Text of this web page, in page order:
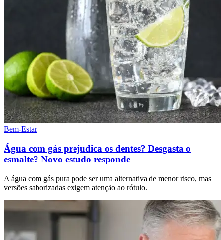
Bem-Estar
Água com gás prejudica os dentes? Desgasta o
esmalte? Novo estudo responde
A água com gás pura pode ser uma alternativa de menor risco, mas
versões saborizadas exigem atenção ao rótulo.